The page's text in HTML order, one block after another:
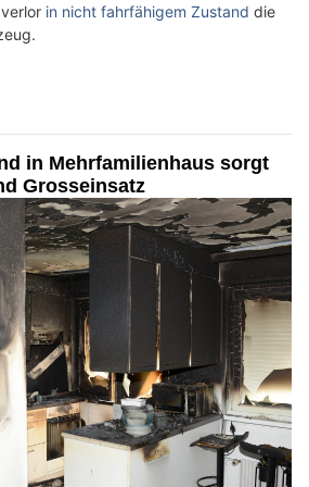
in nicht fahrfähigem Zustand die
in Mehrfamilienhaus sorgt
Grosseinsatz